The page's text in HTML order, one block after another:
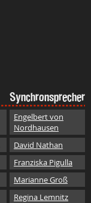
Synchronsprecher
Engelbert von
Nordhausen
David Nathan
Franziska Pigulla
Marianne Groß
Regina Lemnitz